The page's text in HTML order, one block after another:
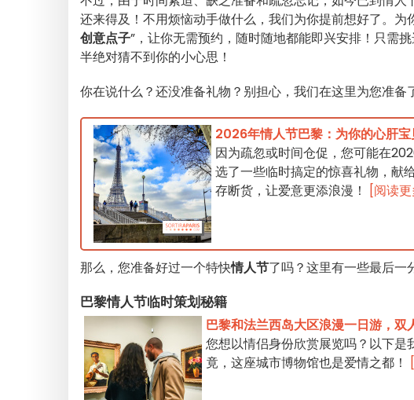
还来得及！不用烦恼动手做什么，我们为你提前想好了。为
创意点子”，让你无需预约，随时随地都能即兴安排！只需
半绝对猜不到你的小心思！
你在说什么？还没准备礼物？别担心，我们在这里为您准备
2026年情人节巴黎：为你的心肝
因为疏忽或时间仓促，您可能在
选了一些临时搞定的惊喜礼物，献
存断货，让爱意更添浪漫！
[阅读
那么，您准备好过一个特快情人节了吗？这里有一些最后一
巴黎情人节临时策划秘籍
巴黎和法兰西岛大区浪漫一日游，双
您想以情侣身份欣赏展览吗？以下
竟，这座城市博物馆也是爱情之都！